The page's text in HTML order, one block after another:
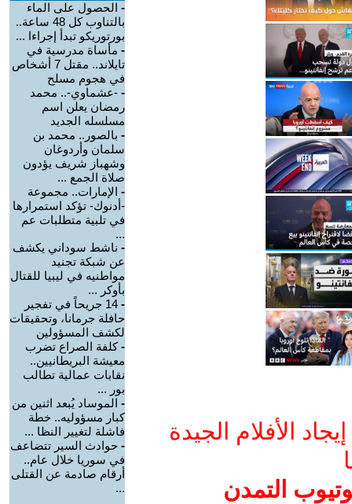
الأفلام الجيدة
التمدن
- الحصول على الماء
بالتناوب كل 48 ساعة..
بورتوريكو تبدأ إجراءا ...
- مأساة مدرسية في
تايلاند.. مقتل 7 أشخاص
في هجوم مسلح
- -عشماوي-.. محمد
رمضان يعلن اسم
مسلسله الجديد
- بالصور.. محمد بن
سلمان وأردوغان
وشهباز شريف يؤدون
صلاة الجمع ...
- الإمارات.. مجموعة
-أدنوك- تؤكد استمرارها
في تلبية متطلبات عم
...
- ناشط سوداني يكشف
عن شبكة تجنيد
مواطنيه في ليبيا للقتال
بأوكر ...
-
14 جريحاً في تفجير
حافلة جرمانا، وتحقيقات
لكشف المسؤولين
-كلفة الصراع تضرب
معيشة البريطانيين..
نقابات عمالية تطالب
بور ...
- الموساد يُبعد اثنين من
كبار مسؤوليه.. خطة
فاشلة لتغيير النظا ...
- حوادث السير تتضاعف
في سوريا خلال عام..
أرقام صادمة عن القتلى
...